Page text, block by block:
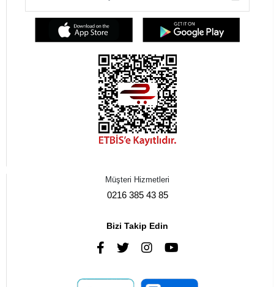
Müşteri Hizmetleri
0216 385 43 85
Bizi Takip Edin